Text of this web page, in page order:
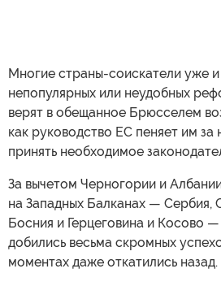
Многие страны-соискатели уже и
непопулярных или неудобных
верят в обещанное Брюсселем
как руководство ЕС пеняет им за
принять необходимое
За вычетом Черногории и
на Западных Балканах — Сербия,
Босния и Герцеговина и Косово
добились весьма скромных
моментах даже откатились назад.